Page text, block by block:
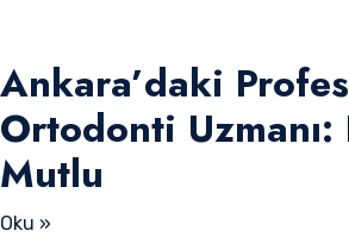
Ankara’daki
Ortodonti Uzmanı:
Mutlu
Oku »